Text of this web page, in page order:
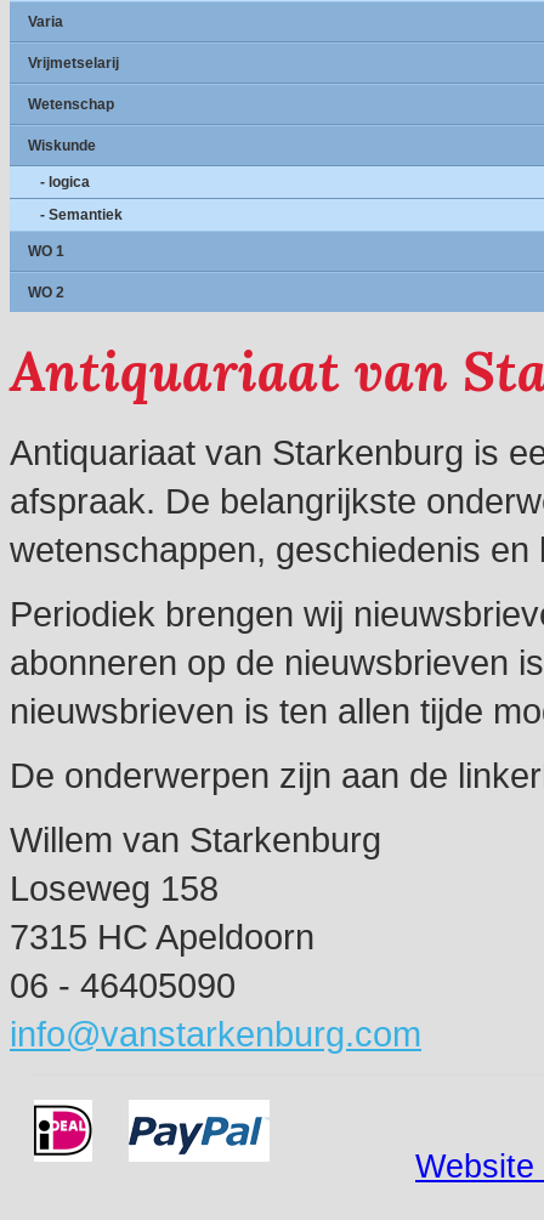
Varia
Vrijmetselarij
Wetenschap
Wiskunde
- logica
- Semantiek
WO 1
WO 2
Antiquariaat van
Antiquariaat van Starkenburg is
afspraak. De belangrijkste
wetenschappen, geschiedenis en
Periodiek brengen wij
abonneren op de nieuwsbrieven
nieuwsbrieven is ten allen tijde
De onderwerpen zijn aan de
Willem van Starkenburg
Loseweg 158
7315 HC Apeldoorn
06 - 46405090
info@vanstarkenburg.com
Website